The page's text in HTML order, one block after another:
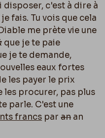
c'est à dire à
fais. Tu vois que cela
me prète vie une
que je te paie
je te demande,
eaux fortes
les payer le prix
les procurer, pas plus
parle. C'est une
francs paranan